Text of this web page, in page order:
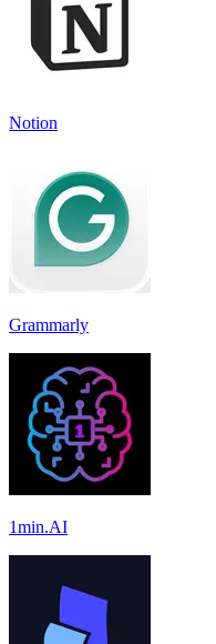
Notion
Grammarly
1min.AI